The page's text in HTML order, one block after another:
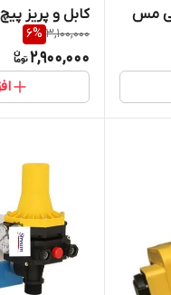
مس
کابل و پریز
3,100,000
6%
2,900,000